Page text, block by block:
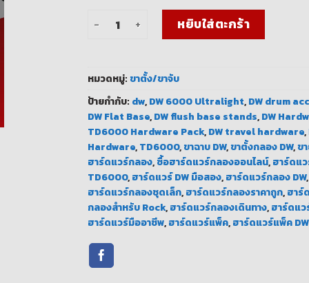
จำนวน DW 6000 Ultralight ฮาร์ดแวร์กลองน้
หยิบใส่ตะกร้า
หมวดหมู่: ขาตั้ง/ขาจับ
ป้ายกำกับ: dw, DW 6000 Ultralight, DW drum
DW Flat Base, DW flush base stands, DW
TD6000 Hardware Pack, DW travel hardware,
Hardware, TD6000,ขาฉาบ DW,ขาตั้งกลอง DW,ข
ฮาร์ดแวร์กลอง, ซื้อฮาร์ดแวร์กลองออนไลน์, ฮาร์ดแ
TD6000, ฮาร์ดแวร์ DW มือสอง, ฮาร์ดแวร์กลอง DW,
ฮาร์ดแวร์กลองชุดเล็ก, ฮาร์ดแวร์กลองราคาถูก, ฮาร์
กลองสำหรับ Rock, ฮาร์ดแวร์กลองเดินทาง, ฮาร์ดแว
ฮาร์ดแวร์มืออาชีพ, ฮาร์ดแวร์แพ็ค, ฮาร์ดแวร์แพ็ค DW